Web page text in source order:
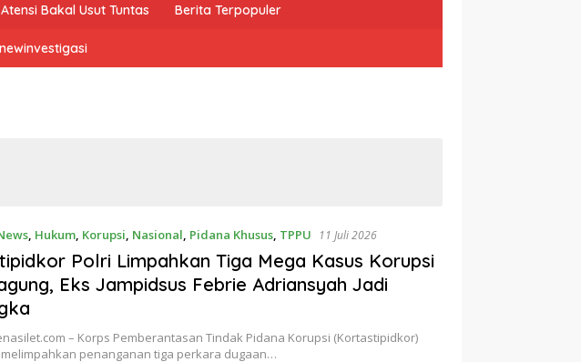
Bakal Usut Tuntas Berita Terpopuler
, Hukum, Korupsi, Nasional, Pidana Khusus, TPPU 11 Juli 2026
Polri Limpahkan Tiga Mega Kasus Korupsi
Eks Jampidsus Febrie Adriansyah Jadi
– Korps Pemberantasan Tindak Pidana Korupsi (Kortastipidkor)
melimpahkan penanganan tiga perkara dugaan…